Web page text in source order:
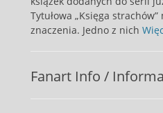
Tytułowa „Księga
znaczenia. Jedno z nich
Fanart Info /